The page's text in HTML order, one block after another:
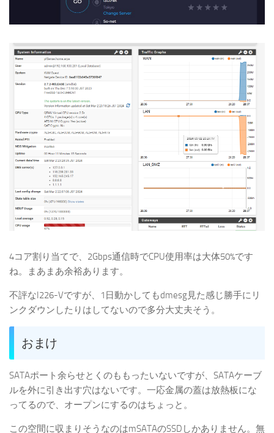
4コア割り当てで、2Gbps通信時でCPU使用率は大体50%です
ね。まあまあ余裕あります。
不評なI226-Vですが、1日動かしてもdmesg見た感じ勝手にリ
ンクダウンしたりはしてないので多分大丈夫そう。
おまけ
SATAポート余らせとくのももったいないですが、SATAケーブ
ルを外に引き出す穴はないです。一応金属の蓋は放熱板にな
ってるので、オープンにするのはちょっと。
この空間に収まりそうなのはmSATAのSSDしかありません。無